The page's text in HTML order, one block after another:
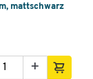
mattschwarz
+